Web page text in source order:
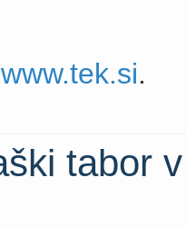
www.tek.si.
tabor